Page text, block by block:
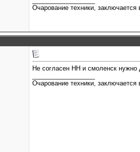
Очарование техники,
Не согласен НН и смоленск нужно
Очарование техники,